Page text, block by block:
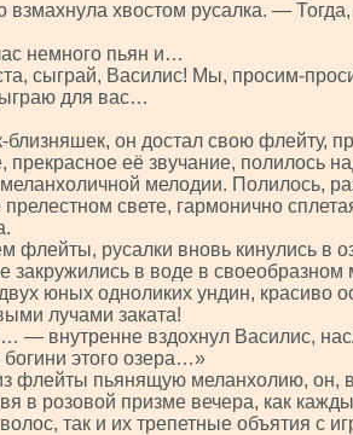
хвостом русалка. —
немного пьян и…
сыграй, Василис! Мы, просим-
для вас…
близняшек, он достал свою флейту,
прекрасное её звучание, полилось
мелодии. Полилось,
свете, гармонично
флейты, русалки вновь кинулись в
закружились в воде в
юных одноликих ундин, красиво
лучами заката!
— внутренне вздохнул Василис,
этого озера…»
флейты пьянящую меланхолию, он,
в розовой призме вечера, как
так и их трепетные объятия с